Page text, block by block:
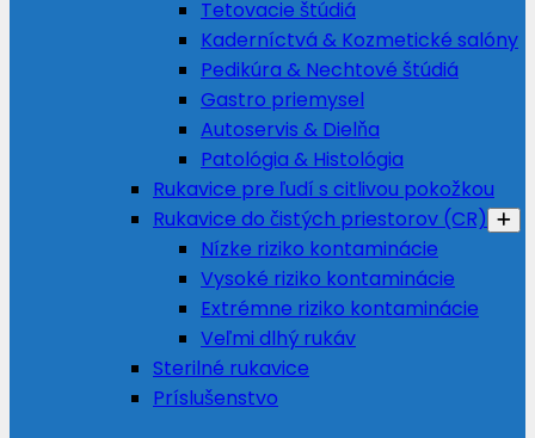
Tetovacie štúdiá
Kaderníctvá & Kozmetické salóny
Pedikúra & Nechtové štúdiá
Gastro priemysel
Autoservis & Dielňa
Patológia & Histológia
Rukavice pre ľudí s citlivou pokožkou
Rukavice do čistých priestorov (CR)
Nízke riziko kontaminácie
Vysoké riziko kontaminácie
Extrémne riziko kontaminácie
Veľmi dlhý rukáv
Sterilné rukavice
Príslušenstvo